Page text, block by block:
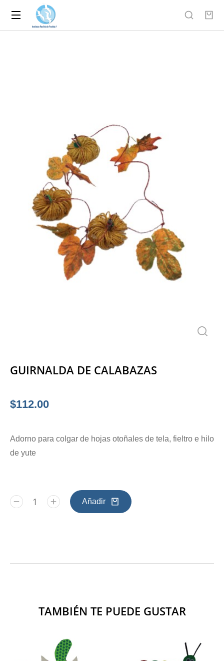
GUIRNALDA DE CALABAZAS
$112.00
Adorno para colgar de hojas otoñales de tela, fieltro e hilo
de yute
Añadir
TAMBIÉN TE PUEDE GUSTAR